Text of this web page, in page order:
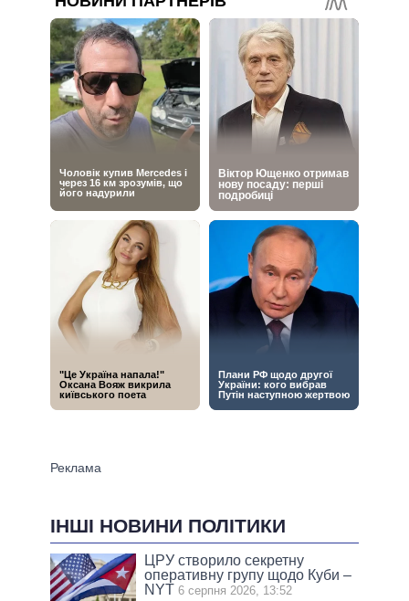
ІНШІ НОВИНИ ПОЛІТИКИ
ЦРУ створило секретну
оперативну групу щодо Куби –
NYT 6 серпня 2026, 13:52